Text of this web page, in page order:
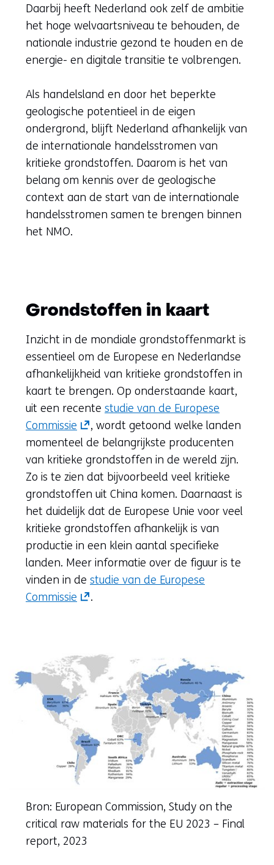
Daarbij heeft Nederland ook zelf de ambitie
het hoge welvaartsniveau te behouden, de
nationale industrie gezond te houden en de
energie- en digitale transitie te volbrengen.
Als handelsland en door het beperkte
geologische potentieel in de eigen
ondergrond, blijft Nederland afhankelijk van
de internationale handelsstromen van
kritieke grondstoffen. Daarom is het van
belang om kennis over de geologische
context aan de start van de internationale
handelsstromen samen te brengen binnen
het NMO.
Grondstoffen in kaart
Inzicht in de mondiale grondstoffenmarkt is
essentieel om de Europese en Nederlandse
afhankelijkheid van kritieke grondstoffen in
kaart te brengen. Op onderstaande kaart,
uit een recente studie van de Europese
Commissie (opent
in
nieuw
venster)
(verwijst
naar
een
andere
website)
, wordt getoond welke landen
momenteel de belangrijkste producenten
van kritieke grondstoffen in de wereld zijn.
Zo is te zien dat bijvoorbeeld veel kritieke
grondstoffen uit China komen. Daarnaast is
het duidelijk dat de Europese Unie voor veel
kritieke grondstoffen afhankelijk is van
productie in een klein aantal specifieke
landen. Meer informatie over de figuur is te
vinden in de studie van de Europese
Commissie (opent
(verwijst
naar
een
andere
website)
.
Bron: European Commission, Study on the
critical raw materials for the EU 2023 – Final
report, 2023